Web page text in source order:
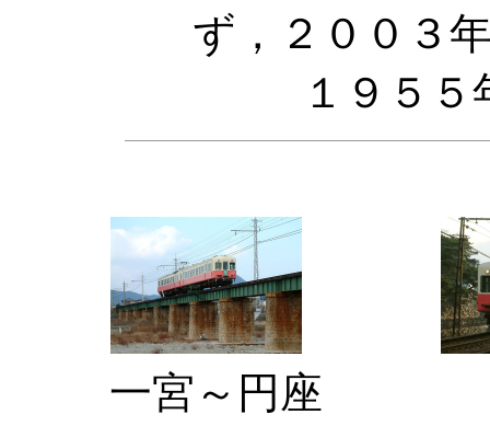
ず，２００３
１９５
一宮～円座